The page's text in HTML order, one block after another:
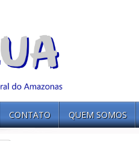
CONTATO QUEM SOMOS